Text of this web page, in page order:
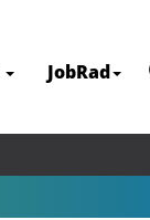
JobRad